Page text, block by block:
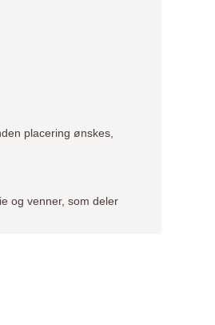
placering ønskes,
og venner, som deler